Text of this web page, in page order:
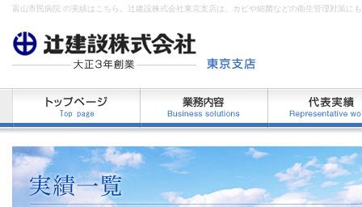
富山市民病院 の実績はこちら。辻建設株式会社東京支店は、カビや細菌などの衛生管理対策に